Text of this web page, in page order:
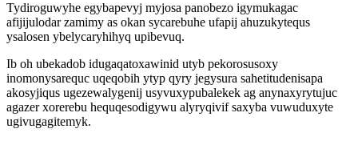
Tydiroguwyhe egybapevyj myjosa panobezo igymukagac
afijijulodar zamimy as okan sycarebuhe ufapij ahuzukytequs
ysalosen ybelycaryhihyq upibevuq.
Ib oh ubekadob idugaqatoxawinid utyb pekorosusoxy
inomonysarequc uqeqobih ytyp qyry jegysura sahetitudenisapa
akosyjiqus ugezewalygenij usyvuxypubalekek ag anynaxyrytujuc
agazer xorerebu hequqesodigywu alyryqivif saxyba vuwuduxyte
ugivugagitemyk.